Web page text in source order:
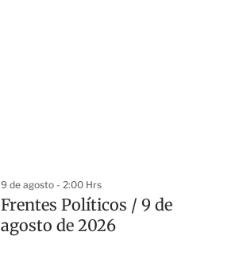
9 de agosto - 2:00 Hrs
Frentes Políticos / 9 de
agosto de 2026